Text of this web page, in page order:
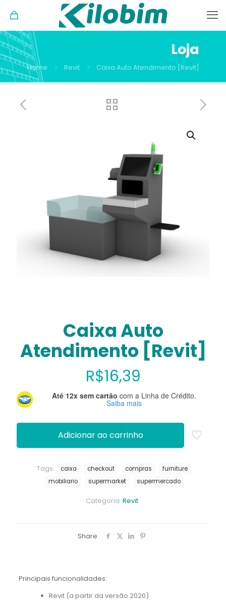
Loja
Home Revit Caixa Auto Atendimento [Revit]
Caixa Auto
Atendimento [Revit]
R$16,39
Até 12x sem cartão com a Linha de Crédito.
Saiba mais
Adicionar ao carrinho
Categoria: Revit
Tags: caixa checkout compras
furniture
mobiliario
supermarket supermercado
Share
Principais funcionalidades:
Revit (a partir da versão 2020)